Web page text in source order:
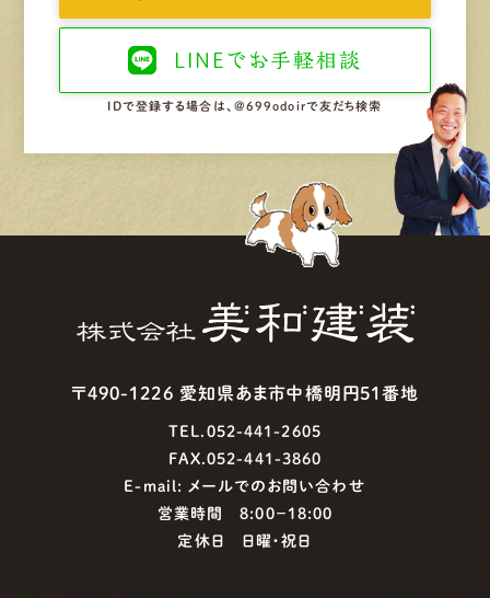
LINEで お手軽相談
IDで登録する場合は、@699odoirで友だち検索
〒490-1226 愛知県あま市中橋明円51番地
TEL.052-441-2605
FAX.052-441-3860
E-mail: メールでのお問い合わせ
営業時間 8:00−18:00
定休日 日曜・祝日